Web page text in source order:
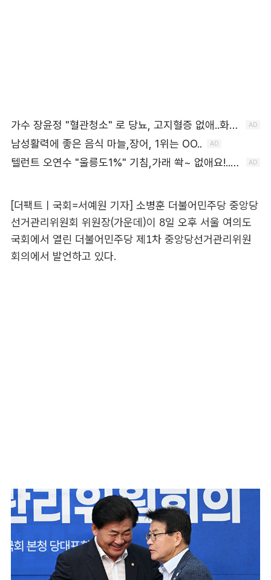
[더팩트ㅣ국회=서예원 기자] 소병훈 더불어민주당 중앙당
선거관리위원회 위원장(가운데)이 8일 오후 서울 여의도
국회에서 열린 더불어민주당 제1차 중앙당선거관리위원
회의에서 발언하고 있다.